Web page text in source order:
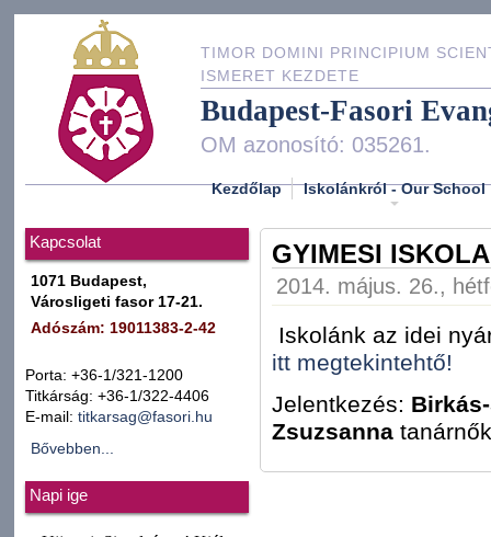
TIMOR DOMINI PRINCIPIUM
ISMERET KEZDETE
Budapest-Fasori
OM azonosító: 035261.
Kezdőlap Iskolánkról - Our School
Kapcsolat
1071 Budapest,
Városligeti fasor 17-21.
Adószám: 19011383-2-42
Porta: +36-1/321-1200
Titkárság: +36-1/322-4406
E-mail: titkarsag@fasori.hu
Bővebben...
Napi ige
GYIMESI
2014. május. 26.,
Iskolánk az idei
itt megtekintehtő!
Jelentkezés:
Zsuzsanna